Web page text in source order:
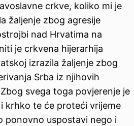
crkve, koliko mi je
žaljenje zbog agresije
nad Hrvatima na
je crkvena hijerarhija
izrazila žaljenje zbog
Srba iz njihovih
svega toga povjerenje je
krhko te će proteći vrijeme
ponovno uspostavi nego i